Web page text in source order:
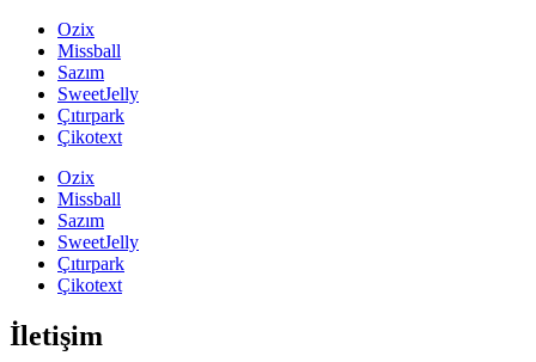
Ozix
Missball
Sazım
SweetJelly
Çıtırpark
Çikotext
Ozix
Missball
Sazım
SweetJelly
Çıtırpark
Çikotext
İletişim